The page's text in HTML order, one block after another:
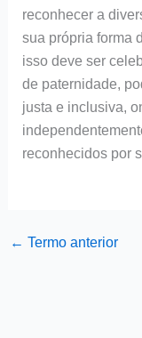
reconhecer a
sua própria forma
isso deve ser
de paternidade,
justa e inclusiva,
reconhecidos por
← Termo anterior